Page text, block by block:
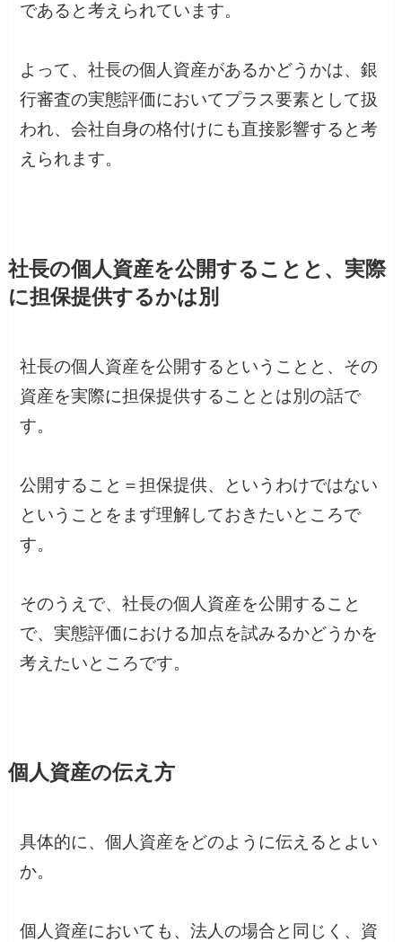
であると考えられています。
よって、社長の個人資産があるかどうかは、銀
行審査の実態評価においてプラス要素として扱
われ、会社自身の格付けにも直接影響すると考
えられます。
社長の個人資産を公開することと、実際
に担保提供するかは別
社長の個人資産を公開するということと、その
資産を実際に担保提供することとは別の話で
す。
公開すること＝担保提供、というわけではない
ということをまず理解しておきたいところで
す。
そのうえで、社長の個人資産を公開すること
で、実態評価における加点を試みるかどうかを
考えたいところです。
個人資産の伝え方
具体的に、個人資産をどのように伝えるとよい
か。
個人資産においても、法人の場合と同じく、資